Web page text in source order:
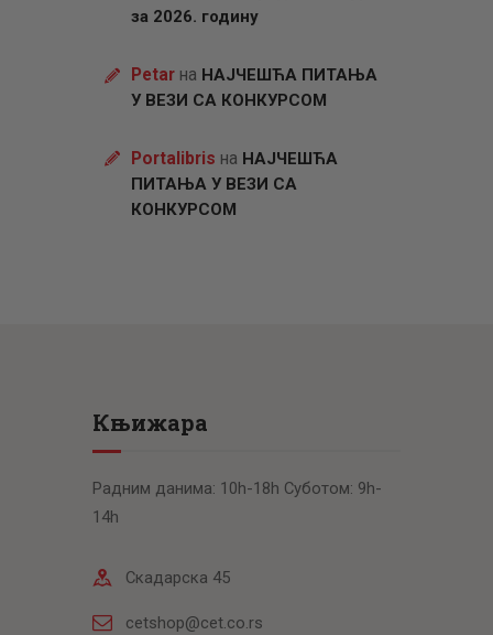
за 2026. годину
Petarна НАЈЧЕШЋА ПИТАЊА
У ВЕЗИ СА КОНКУРСОМ
Portalibris на НАЈЧЕШЋА
ПИТАЊА У ВЕЗИ СА
КОНКУРСОМ
Књижара
Радним данима: 10h-18h Суботом: 9h-
14h
Скадарска 45
cetshop@cet.co.rs